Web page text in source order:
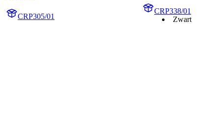
CRP305/01
CRP338/01
Zwart